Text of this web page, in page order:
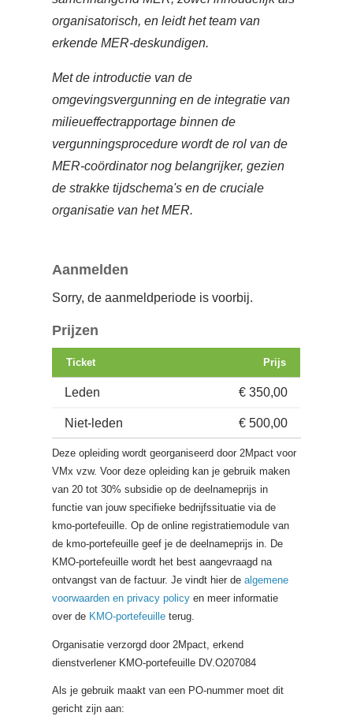
organisatorisch, en leidt het team van
erkende MER-deskundigen.
Met de introductie van de
omgevingsvergunning en de integratie van
milieueffectrapportage binnen de
vergunningsprocedure wordt de rol van de
MER-coördinator nog belangrijker, gezien
de strakke tijdschema's en de cruciale
organisatie van het MER.
Aanmelden
Sorry, de aanmeldperiode is voorbij.
Prijzen
Ticket Prijs
Leden € 350,00
Niet-leden € 500,00
Deze opleiding wordt georganiseerd door 2Mpact voor
VMx vzw. Voor deze opleiding kan je gebruik maken
van 20 tot 30% subsidie op de deelnameprijs in
functie van jouw specifieke bedrijfssituatie via de
kmo-portefeuille. Op de online registratiemodule van
de kmo-portefeuille geef je de deelnameprijs in. De
KMO-portefeuille wordt het best aangevraagd na
ontvangst van de factuur. Je vindt hier dealgemene
voorwaarden en privacy policy en meer informatie
over de KMO-portefeuilleterug.
Organisatie verzorgd door 2Mpact, erkend
dienstverlener KMO-portefeuille DV.O207084
Als je gebruik maakt van een PO-nummer moet dit
gericht zijn aan: